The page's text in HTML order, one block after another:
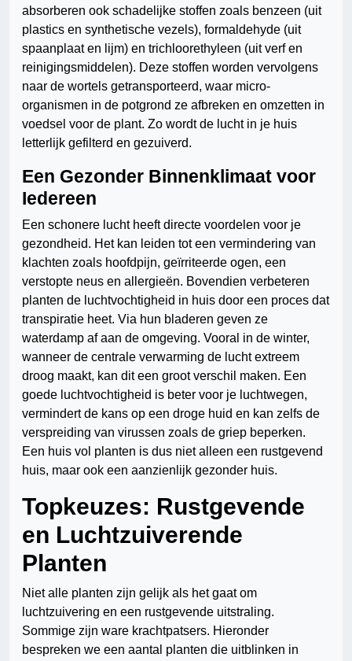
absorberen ook schadelijke stoffen zoals benzeen (uit
plastics en synthetische vezels), formaldehyde (uit
spaanplaat en lijm) en trichloorethyleen (uit verf en
reinigingsmiddelen). Deze stoffen worden vervolgens
naar de wortels getransporteerd, waar micro-
organismen in de potgrond ze afbreken en omzetten in
voedsel voor de plant. Zo wordt de lucht in je huis
letterlijk gefilterd en gezuiverd.
Een Gezonder Binnenklimaat voor
Iedereen
Een schonere lucht heeft directe voordelen voor je
gezondheid. Het kan leiden tot een vermindering van
klachten zoals hoofdpijn, geïrriteerde ogen, een
verstopte neus en allergieën. Bovendien verbeteren
planten de luchtvochtigheid in huis door een proces dat
transpiratie heet. Via hun bladeren geven ze
waterdamp af aan de omgeving. Vooral in de winter,
wanneer de centrale verwarming de lucht extreem
droog maakt, kan dit een groot verschil maken. Een
goede luchtvochtigheid is beter voor je luchtwegen,
vermindert de kans op een droge huid en kan zelfs de
verspreiding van virussen zoals de griep beperken.
Een huis vol planten is dus niet alleen een rustgevend
huis, maar ook een aanzienlijk gezonder huis.
Topkeuzes: Rustgevende
en Luchtzuiverende
Planten
Niet alle planten zijn gelijk als het gaat om
luchtzuivering en een rustgevende uitstraling.
Sommige zijn ware krachtpatsers. Hieronder
bespreken we een aantal planten die uitblinken in